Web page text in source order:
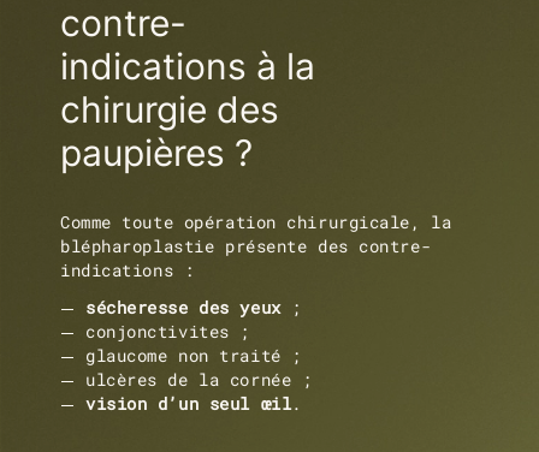
contre-
indications à la
chirurgie des
paupières ?
Comme toute opération chirurgicale, la
blépharoplastie présente des contre-
indications :
sécheresse des yeux;
conjonctivites ;
glaucome non traité ;
ulcères de la cornée ;
vision d’un seul œil.